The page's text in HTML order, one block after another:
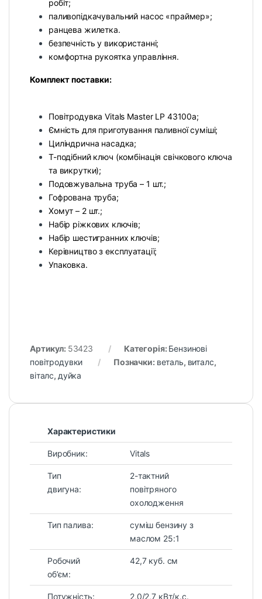
робіт;
паливопідкачувальний насос «праймер»;
ранцева жилетка.
безпечність у використанні;
комфортна рукоятка управління.
Комплект поставки:
Повітродувка Vitals Master LP 43100a;
Ємність для приготування паливної суміші;
Циліндрична насадка;
Т-подібний ключ (комбінація свічкового ключа
та викрутки);
Подовжувальна труба – 1 шт.;
Гофрована труба;
Хомут – 2 шт.;
Набір ріжкових ключів;
Набір шестигранних ключів;
Керівництво з експлуатації;
Упаковка.
Артикул: 53423 Категорія: Бензинові
повітродувки
Позначки: веталь, виталс,
віталс, дуйка
Характеристики
Виробник: Vitals
Тип
двигуна:
2-тактний
повітряного
охолодження
Тип палива:
суміш бензину з
маслом 25:1
Робочий
об’єм:
42,7 куб. см
Потужність: 2,0/2,7 кВт/к.с.